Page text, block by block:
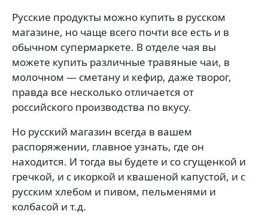
Русские продукты можно купить в русском
магазине, но чаще всего почти все есть и в
обычном супермаркете. В отделе чая вы
можете купить различные травяные чаи, в
молочном — сметану и кефир, даже творог,
правда все несколько отличается от
российского производства по вкусу.
Но русский магазин всегда в вашем
распоряжении, главное узнать, где он
находится. И тогда вы будете и со сгущенкой и
гречкой, и с икоркой и квашеной капустой, и с
русским хлебом и пивом, пельменями и
колбасой и т.д.